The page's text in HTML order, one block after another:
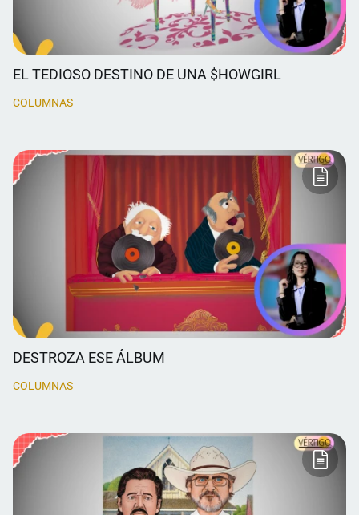
EL TEDIOSO DESTINO DE UNA $HOWGIRL
COLUMNAS
DESTROZA ESE ÁLBUM
COLUMNAS